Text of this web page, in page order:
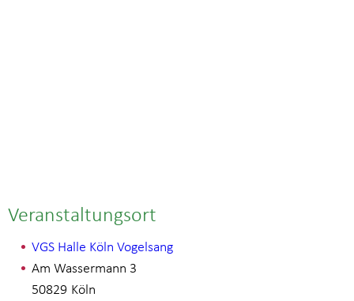
Veranstaltungsort
VGS Halle Köln Vogelsang
Am Wassermann 3
Köln
50829